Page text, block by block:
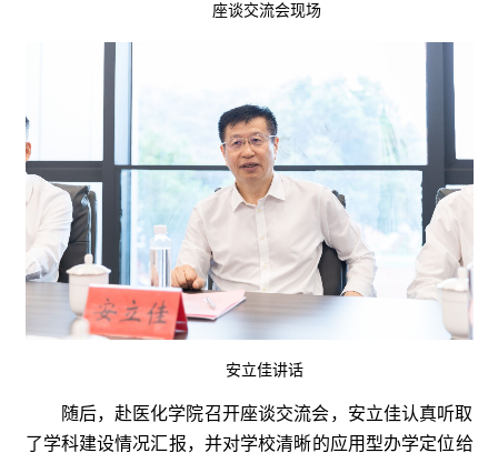
座谈交流会现场
安立佳讲话
随后，赴医化学院召开座谈交流会，安立佳认真听取
了学科建设情况汇报，并对学校清晰的应用型办学定位给